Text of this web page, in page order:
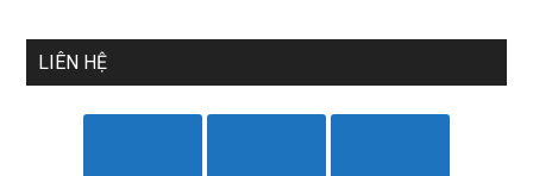
LIÊN HỆ